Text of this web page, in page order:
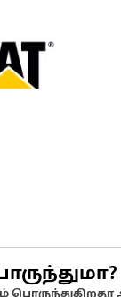
பொருந்துகிறதா